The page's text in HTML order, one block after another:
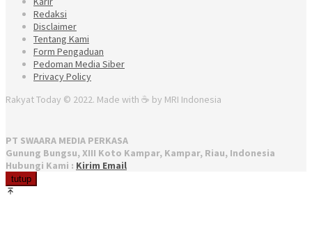
Redaksi
Disclaimer
Tentang Kami
Form Pengaduan
Pedoman Media Siber
Privacy Policy
Rakyat Today © 2022. Made with ☕ by MRI Indonesia
PT SWAARA MEDIA PERKASA
Gunung Bungsu, XIII Koto Kampar, Kampar, Riau, Indonesia
Hubungi Kami : Kirim Email
tutup